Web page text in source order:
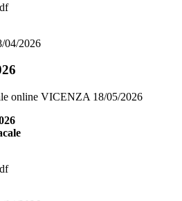
04/2026
online VICENZA 18/05/2026